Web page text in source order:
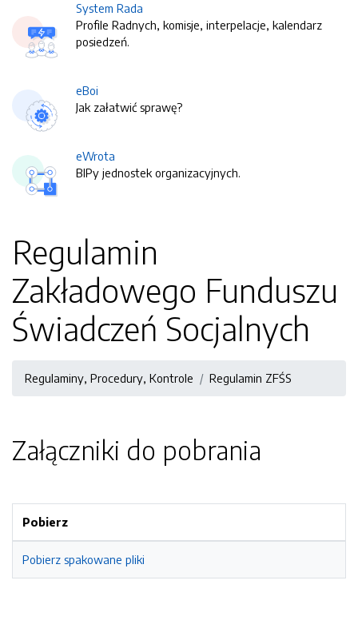
System Rada
Profile Radnych, komisje, interpelacje, kalendarz
posiedzeń.
eBoi
Jak załatwić sprawę?
eWrota
BIPy jednostek organizacyjnych.
Regulamin
Zakładowego Funduszu
Świadczeń Socjalnych
Regulaminy, Procedury, Kontrole Regulamin ZFŚS
Załączniki do pobrania
Pobierz
Pobierz spakowane pliki